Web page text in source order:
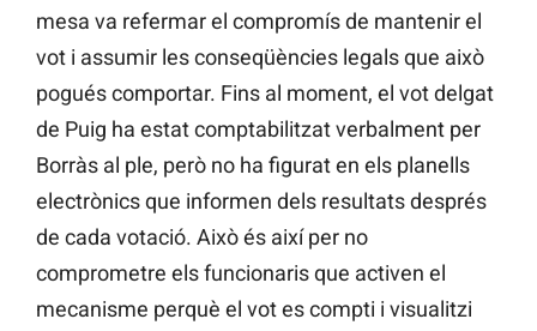
mesa va refermar el compromís de mantenir el
vot i assumir les conseqüències legals que això
pogués comportar. Fins al moment, el vot delgat
de Puig ha estat comptabilitzat verbalment per
Borràs al ple, però no ha figurat en els planells
electrònics que informen dels resultats després
de cada votació. Això és així per no
comprometre els funcionaris que activen el
mecanisme perquè el vot es compti i visualitzi